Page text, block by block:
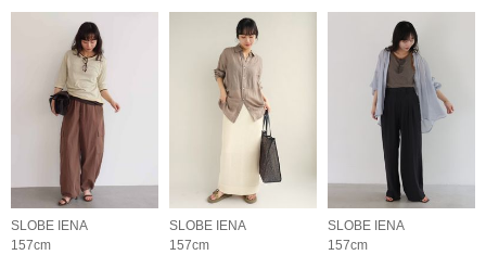
SLOBE IENA
157cm
SLOBE IENA
157cm
SLOBE IENA
157cm